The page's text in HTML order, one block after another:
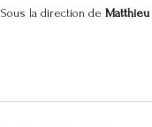
Sous la direction de